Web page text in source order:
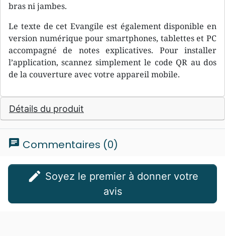
bras ni jambes.
Le texte de cet Evangile est également disponible en
version numérique pour smartphones, tablettes et PC
accompagné de notes explicatives. Pour installer
l’application, scannez simplement le code QR au dos
de la couverture avec votre appareil mobile.
Détails du produit
chat Commentaires (0)
edit
avis